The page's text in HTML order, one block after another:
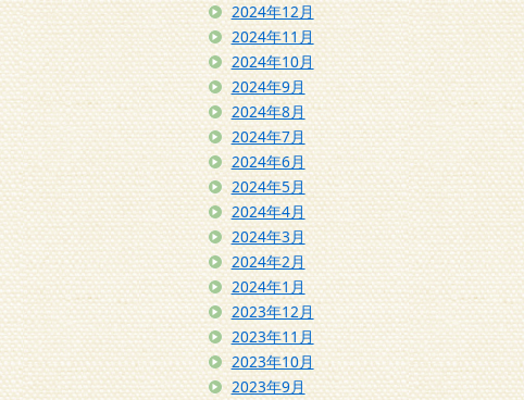
2024年12月
2024年11月
2024年10月
2024年9月
2024年8月
2024年7月
2024年6月
2024年5月
2024年4月
2024年3月
2024年2月
2024年1月
2023年12月
2023年11月
2023年10月
2023年9月